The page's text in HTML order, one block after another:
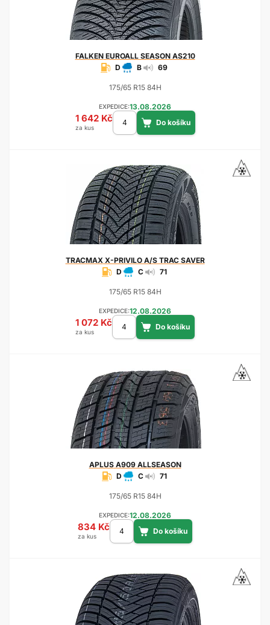
FALKENEUROALL SEASON AS210
D
B 69
175/65 R15 84H
EXPEDICE:13.08.2026
1 642 Kč
za kus
TRACMAX X-PRIVILO A/S TRAC SAVER
D
C 71
175/65 R15 84H
EXPEDICE:12.08.2026
1 072 Kč
za kus
APLUSA909 ALLSEASON
D
C 71
175/65 R15 84H
EXPEDICE:12.08.2026
834 Kč
za kus